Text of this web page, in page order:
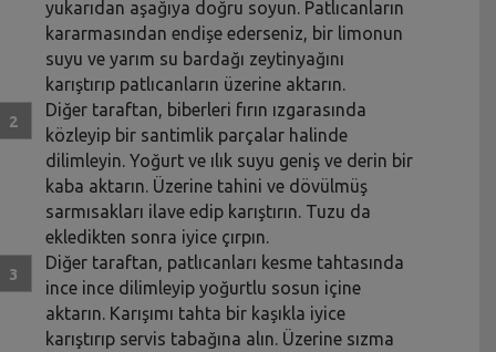
yukarıdan aşağıya doğru soyun. Patlıcanların
kararmasından endişe ederseniz, bir limonun
suyu ve yarım su bardağı zeytinyağını
karıştırıp patlıcanların üzerine aktarın.
Diğer taraftan, biberleri fırın ızgarasında
közleyip bir santimlik parçalar halinde
dilimleyin. Yoğurt ve ılık suyu geniş ve derin bir
kaba aktarın. Üzerine tahini ve dövülmüş
sarmısakları ilave edip karıştırın. Tuzu da
ekledikten sonra iyice çırpın.
Diğer taraftan, patlıcanları kesme tahtasında
ince ince dilimleyip yoğurtlu sosun içine
aktarın. Karışımı tahta bir kaşıkla iyice
karıştırıp servis tabağına alın. Üzerine sızma